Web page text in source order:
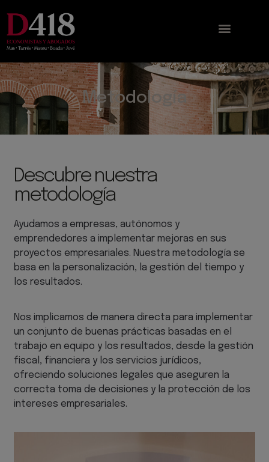
Metodología
Descubre nuestra
metodología
Ayudamos a empresas, autónomos y
emprendedores a implementar mejoras en sus
proyectos empresariales. Nuestra metodología se
basa en la personalización, la gestión del tiempo y
los resultados.
Nos implicamos de manera directa para implementar
un conjunto de buenas prácticas basadas en el
trabajo en equipo y los resultados, desde la gestión
fiscal, financiera y los servicios jurídicos,
ofreciendo soluciones legales que aseguren la
correcta toma de decisiones y la protección de los
intereses empresariales.